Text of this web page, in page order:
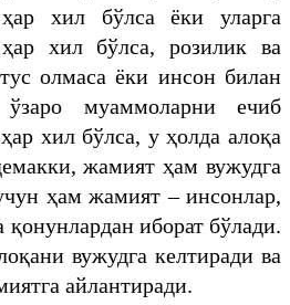
хил бўлса ёки уларга
хил бўлса, розилик ва
олмаса ёки инсон билан
ўзаро муаммоларни ечиб
хил бўлса, у ҳолда алоқа
жамият ҳам вужудга
ҳам жамият – инсонлар,
қонунлардан иборат бўлади.
вужудга келтиради ва
айлантиради.